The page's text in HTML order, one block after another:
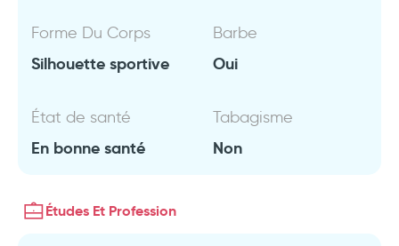
Forme Du Corps
Silhouette sportive
Barbe
Oui
État de santé
En bonne santé
Tabagisme
Non
Études Et Profession